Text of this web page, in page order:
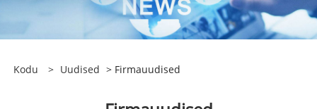
Kodu > Uudised > Firmauudised